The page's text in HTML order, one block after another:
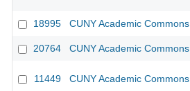
18995 CUNY Academic Commons
20764 CUNY Academic Commons
11449 CUNY Academic Commons